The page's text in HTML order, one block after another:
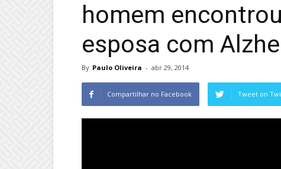
homem
esposa com
By Paulo Oliveira - abr 29, 2014
Compartilhar no Facebook Tweet on